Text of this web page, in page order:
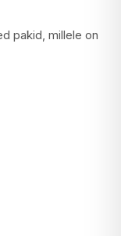
pakid, millele on